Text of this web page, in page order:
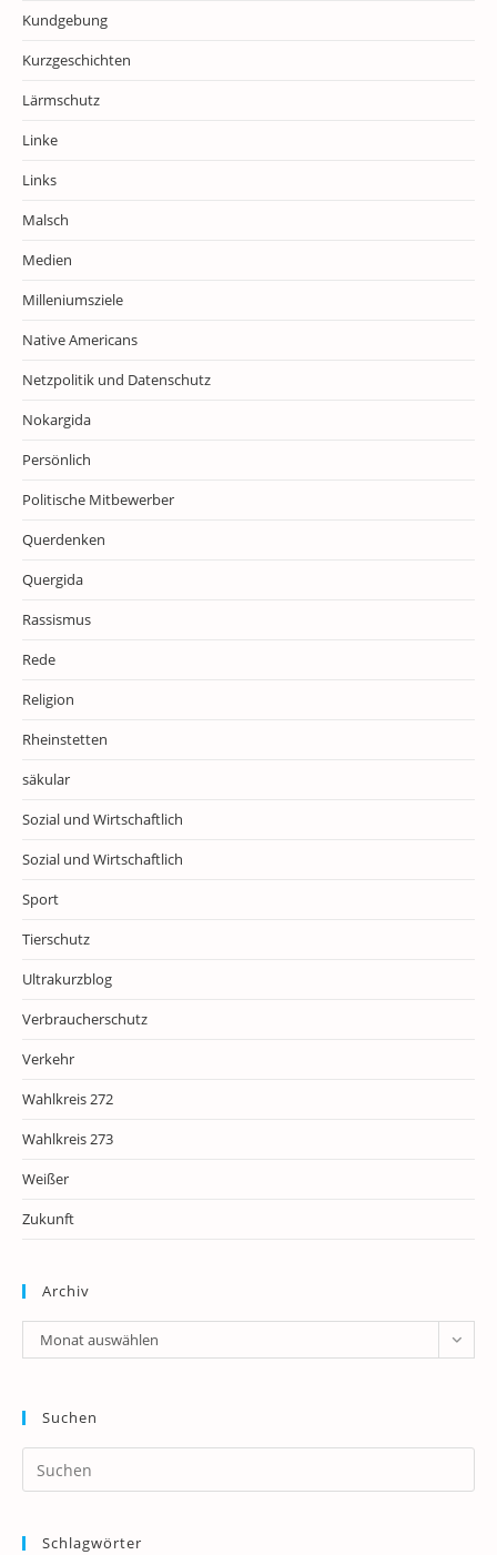
Kundgebung
Kurzgeschichten
Lärmschutz
Linke
Links
Malsch
Medien
Milleniumsziele
Native Americans
Netzpolitik und Datenschutz
Nokargida
Persönlich
Politische Mitbewerber
Querdenken
Quergida
Rassismus
Rede
Religion
Rheinstetten
säkular
Sozial und Wirtschaftlich
Sozial und Wirtschaftlich
Sport
Tierschutz
Ultrakurzblog
Verbraucherschutz
Verkehr
Wahlkreis 272
Wahlkreis 273
Weißer
Zukunft
Archiv
Archiv
Monat auswählen
Suchen
Schlagwörter